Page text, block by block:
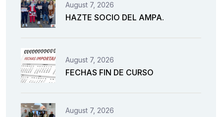
August 7, 2026
HAZTE SOCIO DEL AMPA.
August 7, 2026
FECHAS FIN DE CURSO
August 7, 2026